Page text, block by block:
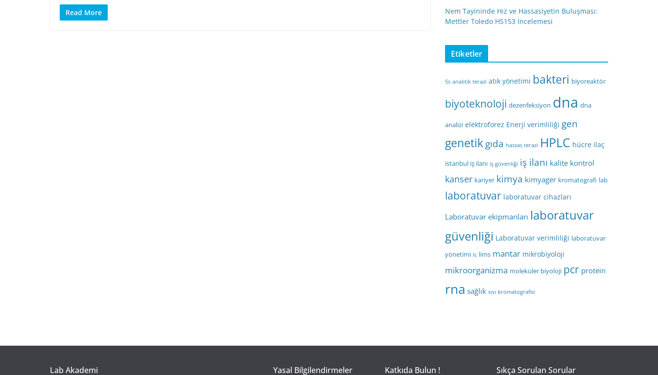
Read More
Nem Tayininde Hız ve Hassasiyetin Buluşması:
Mettler Toledo HS153 İncelemesi
Etiketler
5s analitik terazi atık yönetimi bakteri biyoreaktör
biyoteknoloji dezenfeksiyon dna dna
analizi elektroforez Enerji verimliliği gen
genetikgıda hassas terazi HPLC hücre ilaç
istanbul iş ilanı iş güvenliği iş ilanı kalite kontrol
kanser kariyer kimya kimyager kromatografi lab
laboratuvar laboratuvar cihazları
Laboratuvar ekipmanları laboratuvar
güvenliği Laboratuvar verimliliği laboratuvar
yönetimi lc lims mantar mikrobiyoloji
mikroorganizma moleküler biyoloji pcr protein
rna sağlık sıvı kromatografisi
Lab Akademi Yasal Bilgilendirmeler Katkıda Bulun ! Sıkça Sorulan Sorular